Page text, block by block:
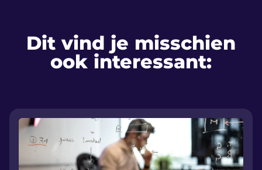
Dit vind je misschien
ook interessant: